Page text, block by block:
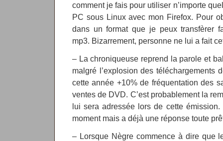
comment je fais pour utiliser n’importe
PC sous Linux avec mon Firefox. Pour
dans un format que je peux transfèrer
mp3. Bizarrement, personne ne lui a fait
– La chroniqueuse reprend la parole et
malgré l’explosion des téléchargements
cette année +10% de fréquentation des
ventes de DVD. C’est probablement la
lui sera adressée lors de cette
moment mais a déjà une réponse toute
– Lorsque Nègre commence à dire que